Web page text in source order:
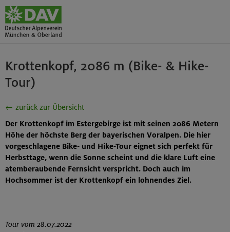
Krottenkopf, 2086 m (Bike- & Hike-
Tour)
← zurück zur Übersicht
Der Krottenkopf im Estergebirge ist mit seinen 2086 Metern
Höhe der höchste Berg der bayerischen Voralpen. Die hier
vorgeschlagene Bike- und Hike-Tour eignet sich perfekt für
Herbsttage, wenn die Sonne scheint und die klare Luft eine
atemberaubende Fernsicht verspricht. Doch auch im
Hochsommer ist der Krottenkopf ein lohnendes Ziel.
Tour vom 28.07.2022